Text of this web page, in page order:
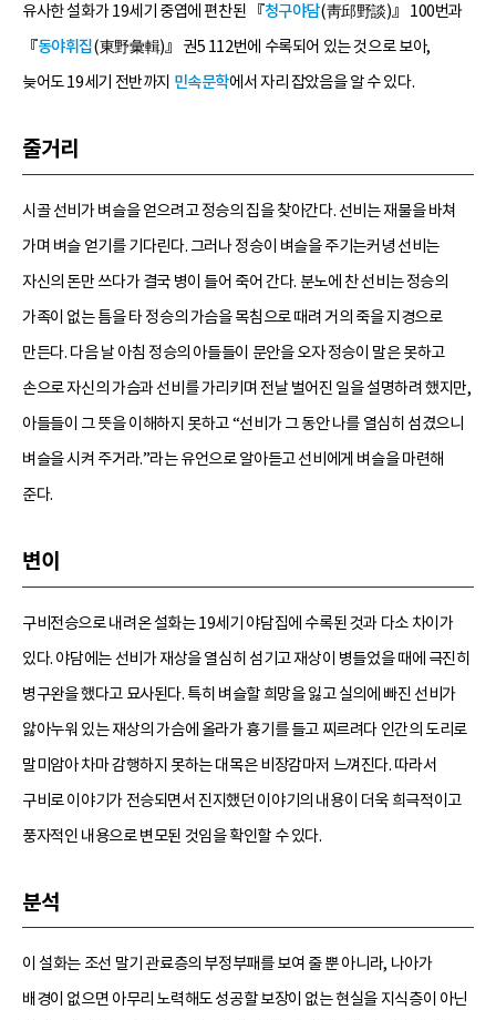
유사한 설화가 19세기 중엽에 편찬된 『청구야담(靑邱野談)』 100번과
『동야휘집(東野彙輯)』 권5 112번에 수록되어 있는 것으로 보아,
늦어도 19세기 전반까지 민속문학에서 자리 잡았음을 알 수 있다.
줄거리
시골 선비가 벼슬을 얻으려고 정승의 집을 찾아간다. 선비는 재물을 바쳐
가며 벼슬 얻기를 기다린다. 그러나 정승이 벼슬을 주기는커녕 선비는
자신의 돈만 쓰다가 결국 병이 들어 죽어 간다. 분노에 찬 선비는 정승의
가족이 없는 틈을 타 정승의 가슴을 목침으로 때려 거의 죽을 지경으로
만든다. 다음 날 아침 정승의 아들들이 문안을 오자 정승이 말은 못하고
손으로 자신의 가슴과 선비를 가리키며 전날 벌어진 일을 설명하려 했지만,
아들들이 그 뜻을 이해하지 못하고 “선비가 그 동안 나를 열심히 섬겼으니
벼슬을 시켜 주거라.”라는 유언으로 알아듣고 선비에게 벼슬을 마련해
준다.
변이
구비전승으로 내려온 설화는 19세기 야담집에 수록된 것과 다소 차이가
있다. 야담에는 선비가 재상을 열심히 섬기고 재상이 병들었을 때에 극진히
병구완을 했다고 묘사된다. 특히 벼슬할 희망을 잃고 실의에 빠진 선비가
앓아누워 있는 재상의 가슴에 올라가 흉기를 들고 찌르려다 인간의 도리로
말미암아 차마 감행하지 못하는 대목은 비장감마저 느껴진다. 따라서
구비로 이야기가 전승되면서 진지했던 이야기의 내용이 더욱 희극적이고
풍자적인 내용으로 변모된 것임을 확인할 수 있다.
분석
이 설화는 조선 말기 관료층의 부정부패를 보여 줄 뿐 아니라, 나아가
배경이 없으면 아무리 노력해도 성공할 보장이 없는 현실을 지식층이 아닌